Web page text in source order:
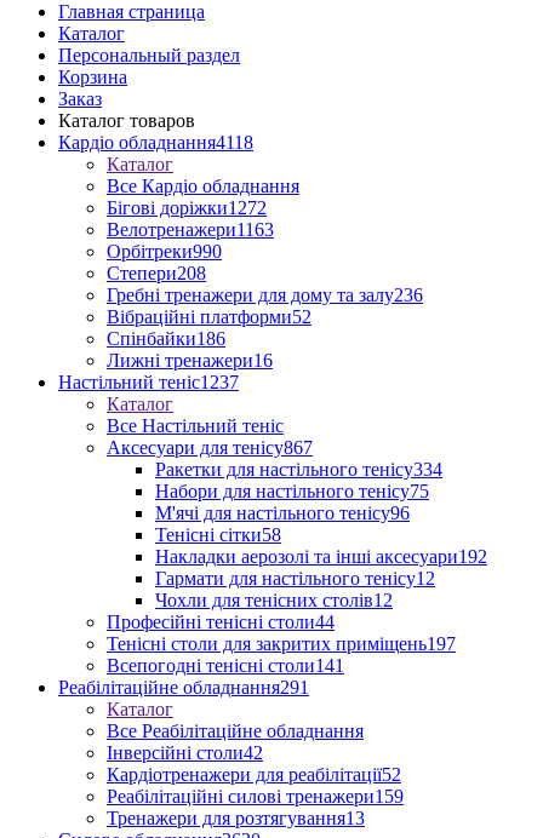
Главная страница
Каталог
Персональный раздел
Корзина
Заказ
Каталог товаров
Кардіо обладнання4118
Каталог
Все Кардіо обладнання
Бігові доріжки1272
Велотренажери1163
Орбітреки990
Степери208
Гребні тренажери для дому та залу236
Вібраційні платформи52
Спінбайки186
Лижні тренажери16
Настільний теніс1237
Каталог
Все Настільний теніс
Аксесуари для тенісу867
Ракетки для настільного тенісу334
Набори для настільного тенісу75
М'ячі для настільного тенісу96
Тенісні сітки58
Накладки аерозолі та інші аксесуари192
Гармати для настільного тенісу12
Чохли для тенісних столів12
Професійні тенісні столи44
Тенісні столи для закритих приміщень197
Всепогодні тенісні столи141
Реабілітаційне обладнання291
Каталог
Все Реабілітаційне обладнання
Інверсійні столи42
Кардіотренажери для реабілітації52
Реабілітаційні силові тренажери159
Тренажери для розтягування13